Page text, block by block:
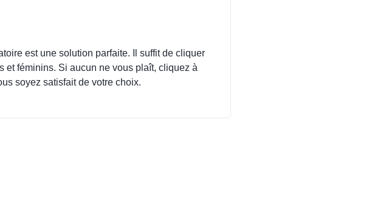
est une solution parfaite. Il suffit de cliquer
et féminins. Si aucun ne vous plaît, cliquez à
soyez satisfait de votre choix.